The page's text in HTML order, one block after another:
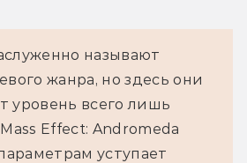
называют
жанра, но здесь они
уровень всего лишь
Effect: Andromeda
уступает